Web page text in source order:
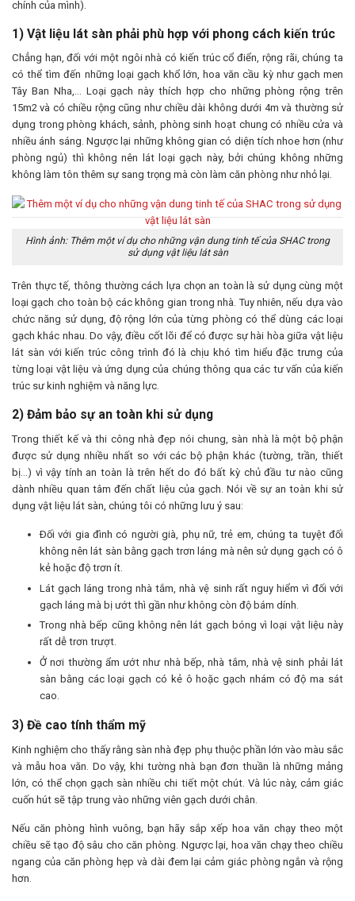
chính của mình).
1) Vật liệu lát sàn phải phù hợp với phong cách kiến trúc
Chẳng hạn, đối với một ngôi nhà có kiến trúc cổ điển, rộng rãi, chúng ta
có thể tìm đến những loại gạch khổ lớn, hoa văn cầu kỳ như gạch men
Tây Ban Nha,… Loại gạch này thích hợp cho những phòng rộng trên
15m2 và có chiều rộng cũng như chiều dài không dưới 4m và thường sử
dụng trong phòng khách, sảnh, phòng sinh hoạt chung có nhiều cửa và
nhiều ánh sáng. Ngược lại những không gian có diện tích nhoe hơn (như
phòng ngủ) thì không nên lát loại gạch này, bởi chúng không những
không làm tôn thêm sự sang trọng mà còn làm căn phòng như nhỏ lại.
Hình ảnh: Thêm một ví dụ cho những vận dung tinh tế của SHAC trong
sử dụng vật liệu lát sàn
Trên thực tế, thông thường cách lựa chọn an toàn là sử dụng cùng một
loại gạch cho toàn bộ các không gian trong nhà. Tuy nhiên, nếu dựa vào
chức năng sử dụng, độ rộng lớn của từng phòng có thể dùng các loại
gạch khác nhau. Do vậy, điều cốt lõi để có được sự hài hòa giữa vật liệu
lát sàn với kiến trúc công trình đó là chịu khó tìm hiểu đặc trưng của
từng loại vật liệu và ứng dụng của chúng thông qua các tư vấn của kiến
trúc sư kinh nghiệm và năng lực.
2) Đảm bảo sự an toàn khi sử dụng
Trong thiết kế và thi công nhà đẹp nói chung, sàn nhà là một bộ phận
được sử dụng nhiều nhất so với các bộ phận khác (tường, trần, thiết
bị…) vì vậy tính an toàn là trên hết do đó bất kỳ chủ đầu tư nào cũng
dành nhiều quan tâm đến chất liệu của gạch. Nói về sự an toàn khi sử
dụng vật liệu lát sàn, chúng tôi có những lưu ý sau:
Ðối với gia đình có người già, phụ nữ, trẻ em, chúng ta tuyệt đối
không nên lát sàn bằng gạch trơn láng mà nên sử dụng gạch có ô
kẻ hoặc độ trơn ít.
Lát gạch láng trong nhà tắm, nhà vệ sinh rất nguy hiểm vì đối với
gạch láng mà bị ướt thì gần như không còn độ bám dính.
Trong nhà bếp cũng không nên lát gạch bóng vì loại vật liệu này
rất dễ trơn trượt.
Ở nơi thường ẩm ướt như nhà bếp, nhà tắm, nhà vệ sinh phải lát
sàn bằng các loại gạch có kẻ ô hoặc gạch nhám có độ ma sát
cao.
3) Đề cao tính thẩm mỹ
Kinh nghiệm cho thấy rằng sàn nhà đẹp phụ thuộc phần lớn vào màu sắc
và mẫu hoa văn. Do vậy, khi tường nhà bạn đơn thuần là những mảng
lớn, có thể chọn gạch sàn nhiều chi tiết một chút. Và lúc này, cảm giác
cuốn hút sẽ tập trung vào những viên gạch dưới chân.
Nếu căn phòng hình vuông, bạn hãy sắp xếp hoa văn chạy theo một
chiều sẽ tạo độ sâu cho căn phòng. Ngược lại, hoa văn chạy theo chiều
ngang của căn phòng hẹp và dài đem lại cảm giác phòng ngắn và rộng
hơn.